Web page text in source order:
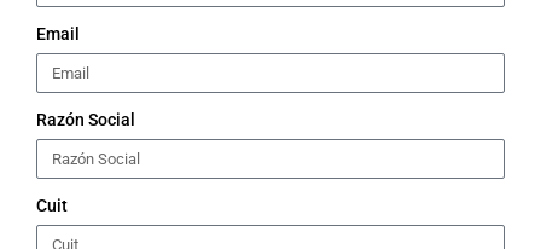
Email
Razón Social
Cuit